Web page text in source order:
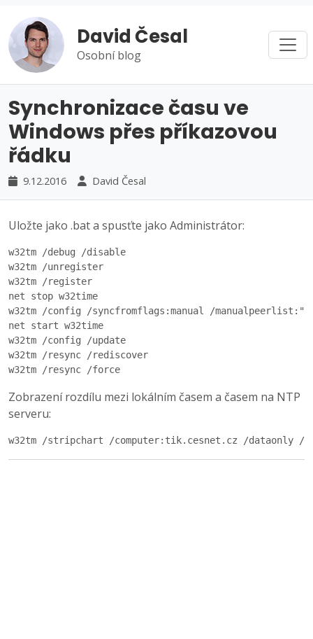
David Česal
Osobní blog
Synchronizace času ve
Windows přes příkazovou
řádku
9.12.2016 David Česal
Uložte jako .bat a spusťte jako Administrátor:
w32tm /debug /disable
w32tm /unregister
w32tm /register
net stop w32time
w32tm /config /syncfromflags:manual /
net start w32time
w32tm /config /update
w32tm /resync /rediscover
w32tm /resync /force
Zobrazení rozdílu mezi lokálním časem a časem na NTP
serveru:
w32tm /stripchart /computer:tik.cesnet.cz /dataonly /